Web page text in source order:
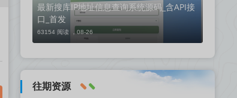
最新搜库IP地址信息查询系统源码_含API接
口_首发
63154 阅读 ， 08-26
往期资源